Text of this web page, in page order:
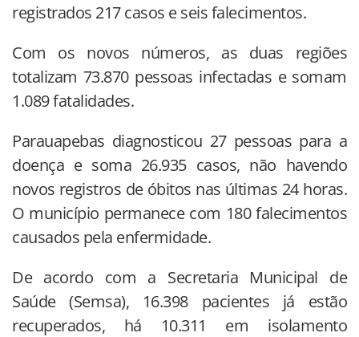
registrados 217 casos e seis falecimentos.
Com os novos números, as duas regiões
totalizam 73.870 pessoas infectadas e somam
1.089 fatalidades.
Parauapebas diagnosticou 27 pessoas para a
doença e soma 26.935 casos, não havendo
novos registros de óbitos nas últimas 24 horas.
O município permanece com 180 falecimentos
causados pela enfermidade.
De acordo com a Secretaria Municipal de
Saúde (Semsa), 16.398 pacientes já estão
recuperados, há 10.311 em isolamento